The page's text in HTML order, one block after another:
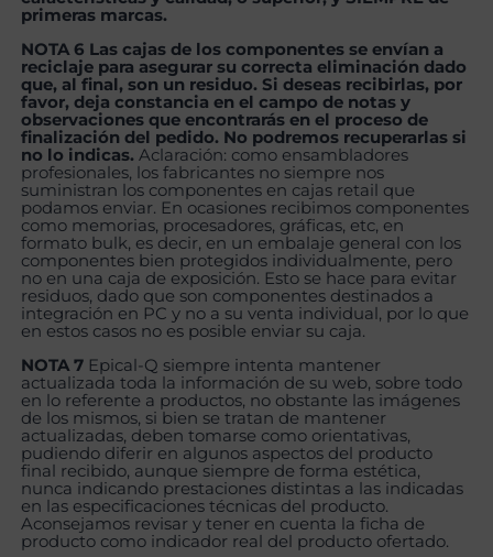
primeras marcas.
NOTA 6 Las cajas de los componentes se envían a
reciclaje para asegurar su correcta eliminación dado
que, al final, son un residuo. Si deseas recibirlas, por
favor, deja constancia en el campo de notas y
observaciones que encontrarás en el proceso de
finalización del pedido. No podremos recuperarlas si
no lo indicas. Aclaración: como ensambladores
profesionales, los fabricantes no siempre nos
suministran los componentes en cajas retail que
podamos enviar. En ocasiones recibimos componentes
como memorias, procesadores, gráficas, etc, en
formato bulk, es decir, en un embalaje general con los
componentes bien protegidos individualmente, pero
no en una caja de exposición. Esto se hace para evitar
residuos, dado que son componentes destinados a
integración en PC y no a su venta individual, por lo que
en estos casos no es posible enviar su caja.
NOTA 7 Epical-Q siempre intenta mantener
actualizada toda la información de su web, sobre todo
en lo referente a productos, no obstante las imágenes
de los mismos, si bien se tratan de mantener
actualizadas, deben tomarse como orientativas,
pudiendo diferir en algunos aspectos del producto
final recibido, aunque siempre de forma estética,
nunca indicando prestaciones distintas a las indicadas
en las especificaciones técnicas del producto.
Aconsejamos revisar y tener en cuenta la ficha de
producto como indicador real del producto ofertado.